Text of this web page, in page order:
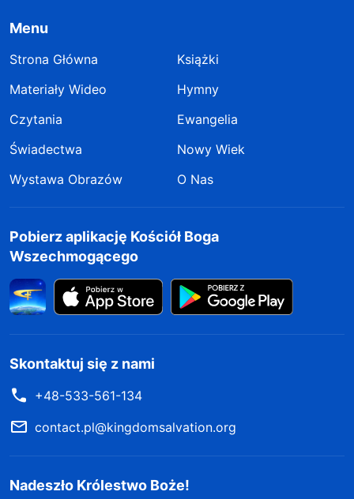
Menu
Strona Główna
Książki
Materiały Wideo
Hymny
Czytania
Ewangelia
Świadectwa
Nowy Wiek
Wystawa Obrazów
O Nas
Pobierz aplikację Kościół Boga
Wszechmogącego
Skontaktuj się z nami
+48-533-561-134
contact.pl@kingdomsalvation.org
Nadeszło Królestwo Boże!